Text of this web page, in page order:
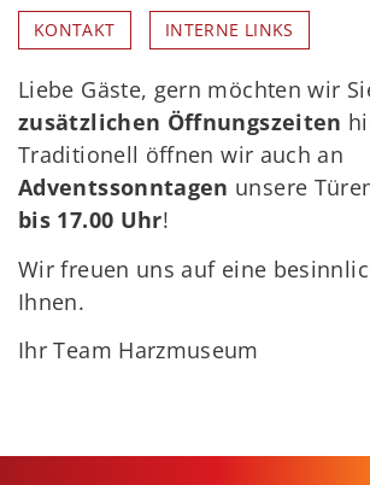
KONTAKT INTERNE LINKS
Liebe Gäste, gern möchten wir
zusätzlichen Öffnungszeiten
Traditionell öffnen wir auch an
Adventssonntagen unsere
bis 17.00 Uhr!
Wir freuen uns auf eine
Ihnen.
Ihr Team Harzmuseum